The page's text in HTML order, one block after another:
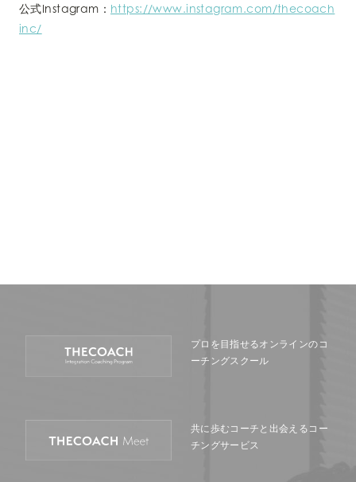
公式Instagram： https://www.instagram.com/thecoach
inc/
プロを目指せるオンラインの コ
ーチングスクール
共に歩むコーチと出会える コー
チングサービス